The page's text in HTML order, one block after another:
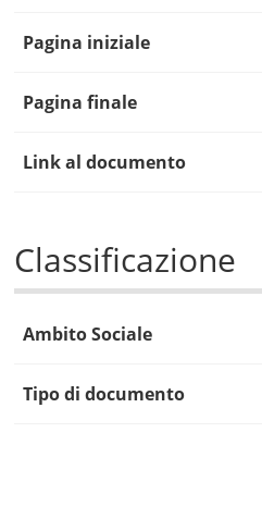
Pagina iniziale
Pagina finale
Link al documento
Classificazione
Ambito Sociale
Tipo di documento